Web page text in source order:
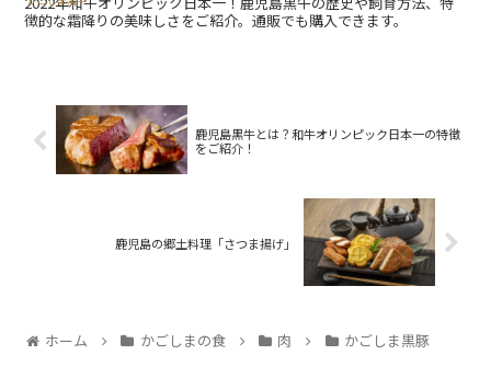
徴的な霜降りの美味しさをご紹介。通販でも購入できます。
鹿児島黒牛とは？和牛オリンピック日本一の特徴
をご紹介！
鹿児島の郷土料理「さつま揚げ」
ホーム かごしまの食 肉 かごしま黒豚